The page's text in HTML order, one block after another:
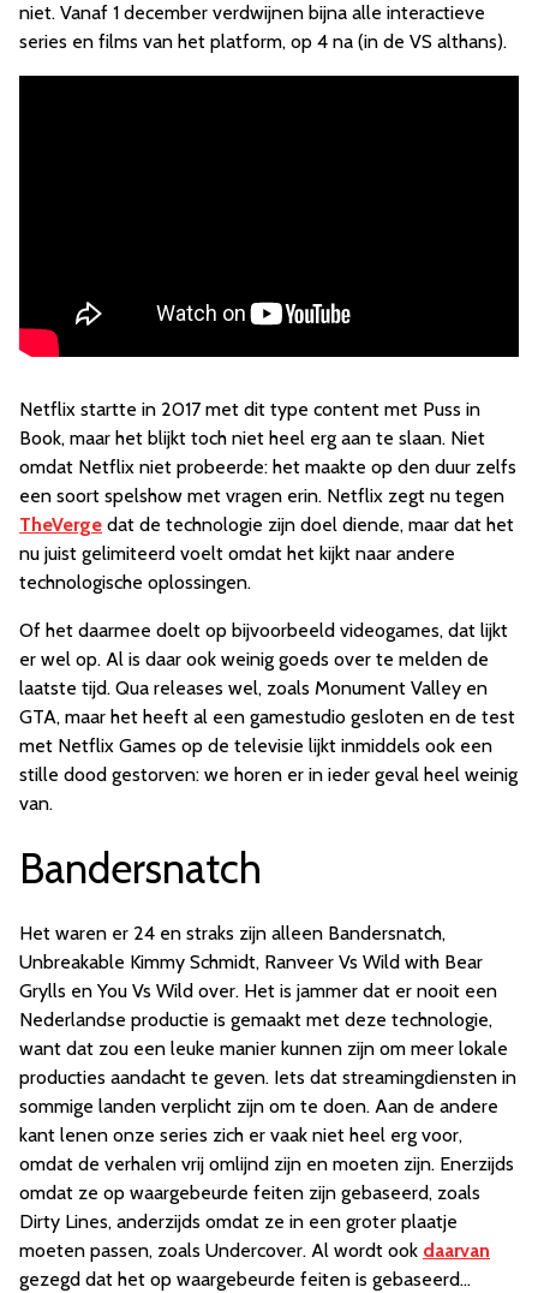
niet. Vanaf 1 december verdwijnen bijna alle interactieve
series en films van het platform, op 4 na (in de VS althans).
Netflix startte in 2017 met dit type content met Puss in
Book, maar het blijkt toch niet heel erg aan te slaan. Niet
omdat Netflix niet probeerde: het maakte op den duur zelfs
een soort spelshow met vragen erin. Netflix zegt nu tegen
TheVerge dat de technologie zijn doel diende, maar dat het
nu juist gelimiteerd voelt omdat het kijkt naar andere
technologische oplossingen.
Of het daarmee doelt op bijvoorbeeld videogames, dat lijkt
er wel op. Al is daar ook weinig goeds over te melden de
laatste tijd. Qua releases wel, zoals Monument Valley en
GTA, maar het heeft al een gamestudio gesloten en de test
met Netflix Games op de televisie lijkt inmiddels ook een
stille dood gestorven: we horen er in ieder geval heel weinig
van.
Bandersnatch
Het waren er 24 en straks zijn alleen Bandersnatch,
Unbreakable Kimmy Schmidt, Ranveer Vs Wild with Bear
Grylls en You Vs Wild over. Het is jammer dat er nooit een
Nederlandse productie is gemaakt met deze technologie,
want dat zou een leuke manier kunnen zijn om meer lokale
producties aandacht te geven. Iets dat streamingdiensten in
sommige landen verplicht zijn om te doen. Aan de andere
kant lenen onze series zich er vaak niet heel erg voor,
omdat de verhalen vrij omlijnd zijn en moeten zijn. Enerzijds
omdat ze op waargebeurde feiten zijn gebaseerd, zoals
Dirty Lines, anderzijds omdat ze in een groter plaatje
moeten passen, zoals Undercover. Al wordt ook daarvan
gezegd dat het op waargebeurde feiten is gebaseerd…